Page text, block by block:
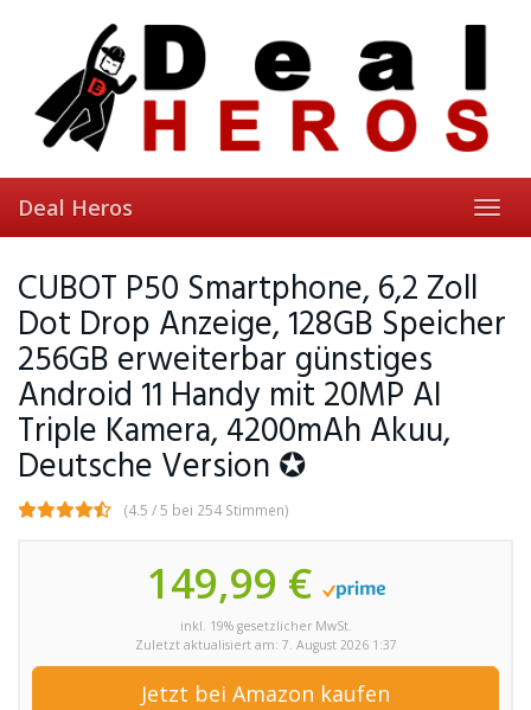
Deal Heros
CUBOT P50 Smartphone, 6,2 Zoll
Dot Drop Anzeige, 128GB Speicher
256GB erweiterbar günstiges
Android 11 Handy mit 20MP AI
Triple Kamera, 4200mAh Akuu,
Deutsche Version ✪
(4.5 / 5 bei 254 Stimmen)
149,99 €
inkl. 19% gesetzlicher MwSt.
Zuletzt aktualisiert am: 7. August 2026 1:37
Jetzt bei Amazon kaufen